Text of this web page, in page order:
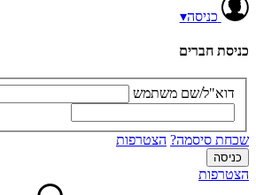
כניסה▾
כניסת חברים
דוא"ל/שם משתמש
שכחת סיסמה? הצטרפות
הצטרפות